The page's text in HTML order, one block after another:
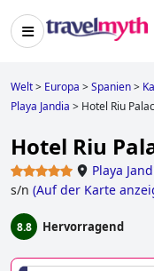
Welt> Europa >Spanien>
Playa Jandia > Hotel Riu
Hotel Riu
Playa
s/n (Auf der Karte
8.8 Hervorragend